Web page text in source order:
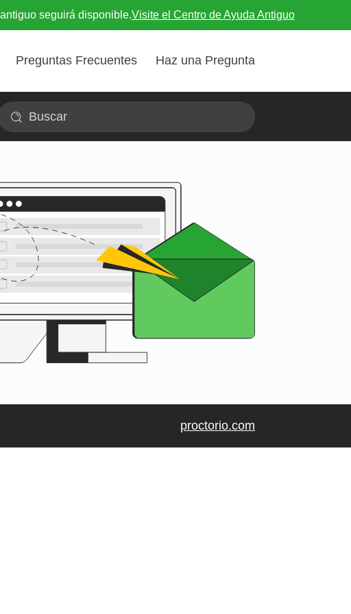
seguirá disponible.Visite el Centro de Ayuda Antiguo
Preguntas Frecuentes Haz una Pregunta
proctorio.com